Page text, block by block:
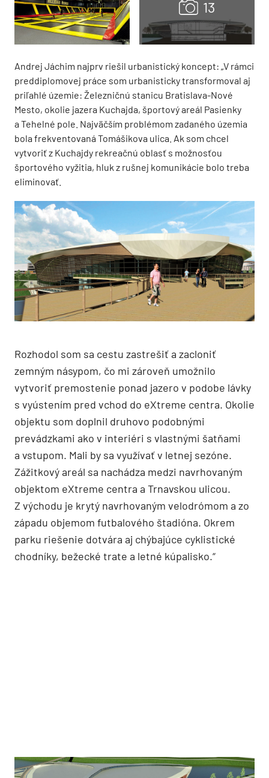
Andrej Jáchim najprv riešil urbanistický koncept: „V rámci
preddiplomovej práce som urbanisticky transformoval aj
priľahlé územie: Železničnú stanicu Bratislava-Nové
Mesto, okolie jazera Kuchajda, športový areál Pasienky
a Tehelné pole. Najväčším problémom zadaného územia
bola frekventovaná Tomášikova ulica. Ak som chcel
vytvoriť z Kuchajdy rekreačnú oblasť s možnosťou
športového vyžitia, hluk z rušnej komunikácie bolo treba
eliminovať.
Rozhodol som sa cestu zastrešiť a zacloniť
zemným násypom, čo mi zároveň umožnilo
vytvoriť premostenie ponad jazero v podobe lávky
s vyústením pred vchod do eXtreme centra. Okolie
objektu som doplnil druhovo podobnými
prevádzkami ako v interiéri s vlastnými šatňami
a vstupom. Mali by sa využívať v letnej sezóne.
Zážitkový areál sa nachádza medzi navrhovaným
objektom eXtreme centra a Trnavskou ulicou.
Z východu je krytý navrhovaným velodrómom a zo
západu objemom futbalového štadióna. Okrem
parku riešenie dotvára aj chýbajúce cyklistické
chodníky, bežecké trate a letné kúpalisko.“